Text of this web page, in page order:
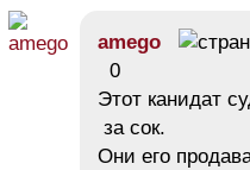
amego
0
Этот канидат
за сок.
Они его